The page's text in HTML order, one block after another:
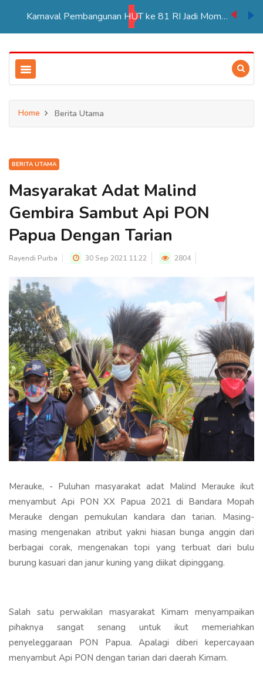
Karnaval Pembangunan HUT ke 81 RI Jadi Momentum Perkuat Persatuan di Merauke
Home Berita Utama
BERITA UTAMA
Masyarakat Adat Malind
Gembira Sambut Api PON
Papua Dengan Tarian
Rayendi Purba 30 Sep 2021 11:22 2804
Merauke, - Puluhan masyarakat adat Malind Merauke ikut
menyambut Api PON XX Papua 2021 di Bandara Mopah
Merauke dengan pemukulan kandara dan tarian. Masing-
masing mengenakan atribut yakni hiasan bunga anggin dari
berbagai corak, mengenakan topi yang terbuat dari bulu
burung kasuari dan janur kuning yang diikat dipinggang.
Salah satu perwakilan masyarakat Kimam menyampaikan
pihaknya sangat senang untuk ikut memeriahkan
penyeleggaraan PON Papua. Apalagi diberi kepercayaan
menyambut Api PON dengan tarian dari daerah Kimam.